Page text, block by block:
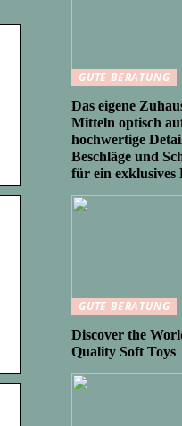
GUTE BERATUNG
Das eigene
Mitteln optisch
hochwertige
Beschläge und
für ein exklusives
GUTE BERATUNG
Discover the
Quality Soft Toys